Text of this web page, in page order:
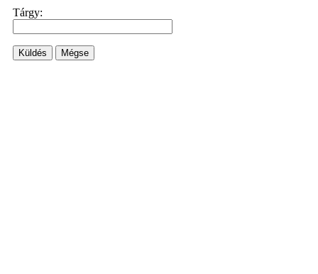
Tárgy:
Küldés Mégse